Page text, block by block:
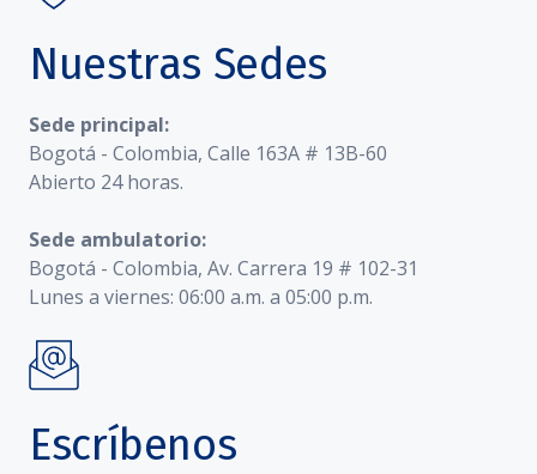
Nuestras Sedes
Sede principal:
Bogotá - Colombia, Calle 163A # 13B-60
Abierto 24 horas.
Sede ambulatorio:
Bogotá - Colombia, Av. Carrera 19 # 102-31
Lunes a viernes: 06:00 a.m. a 05:00 p.m.
Escríbenos